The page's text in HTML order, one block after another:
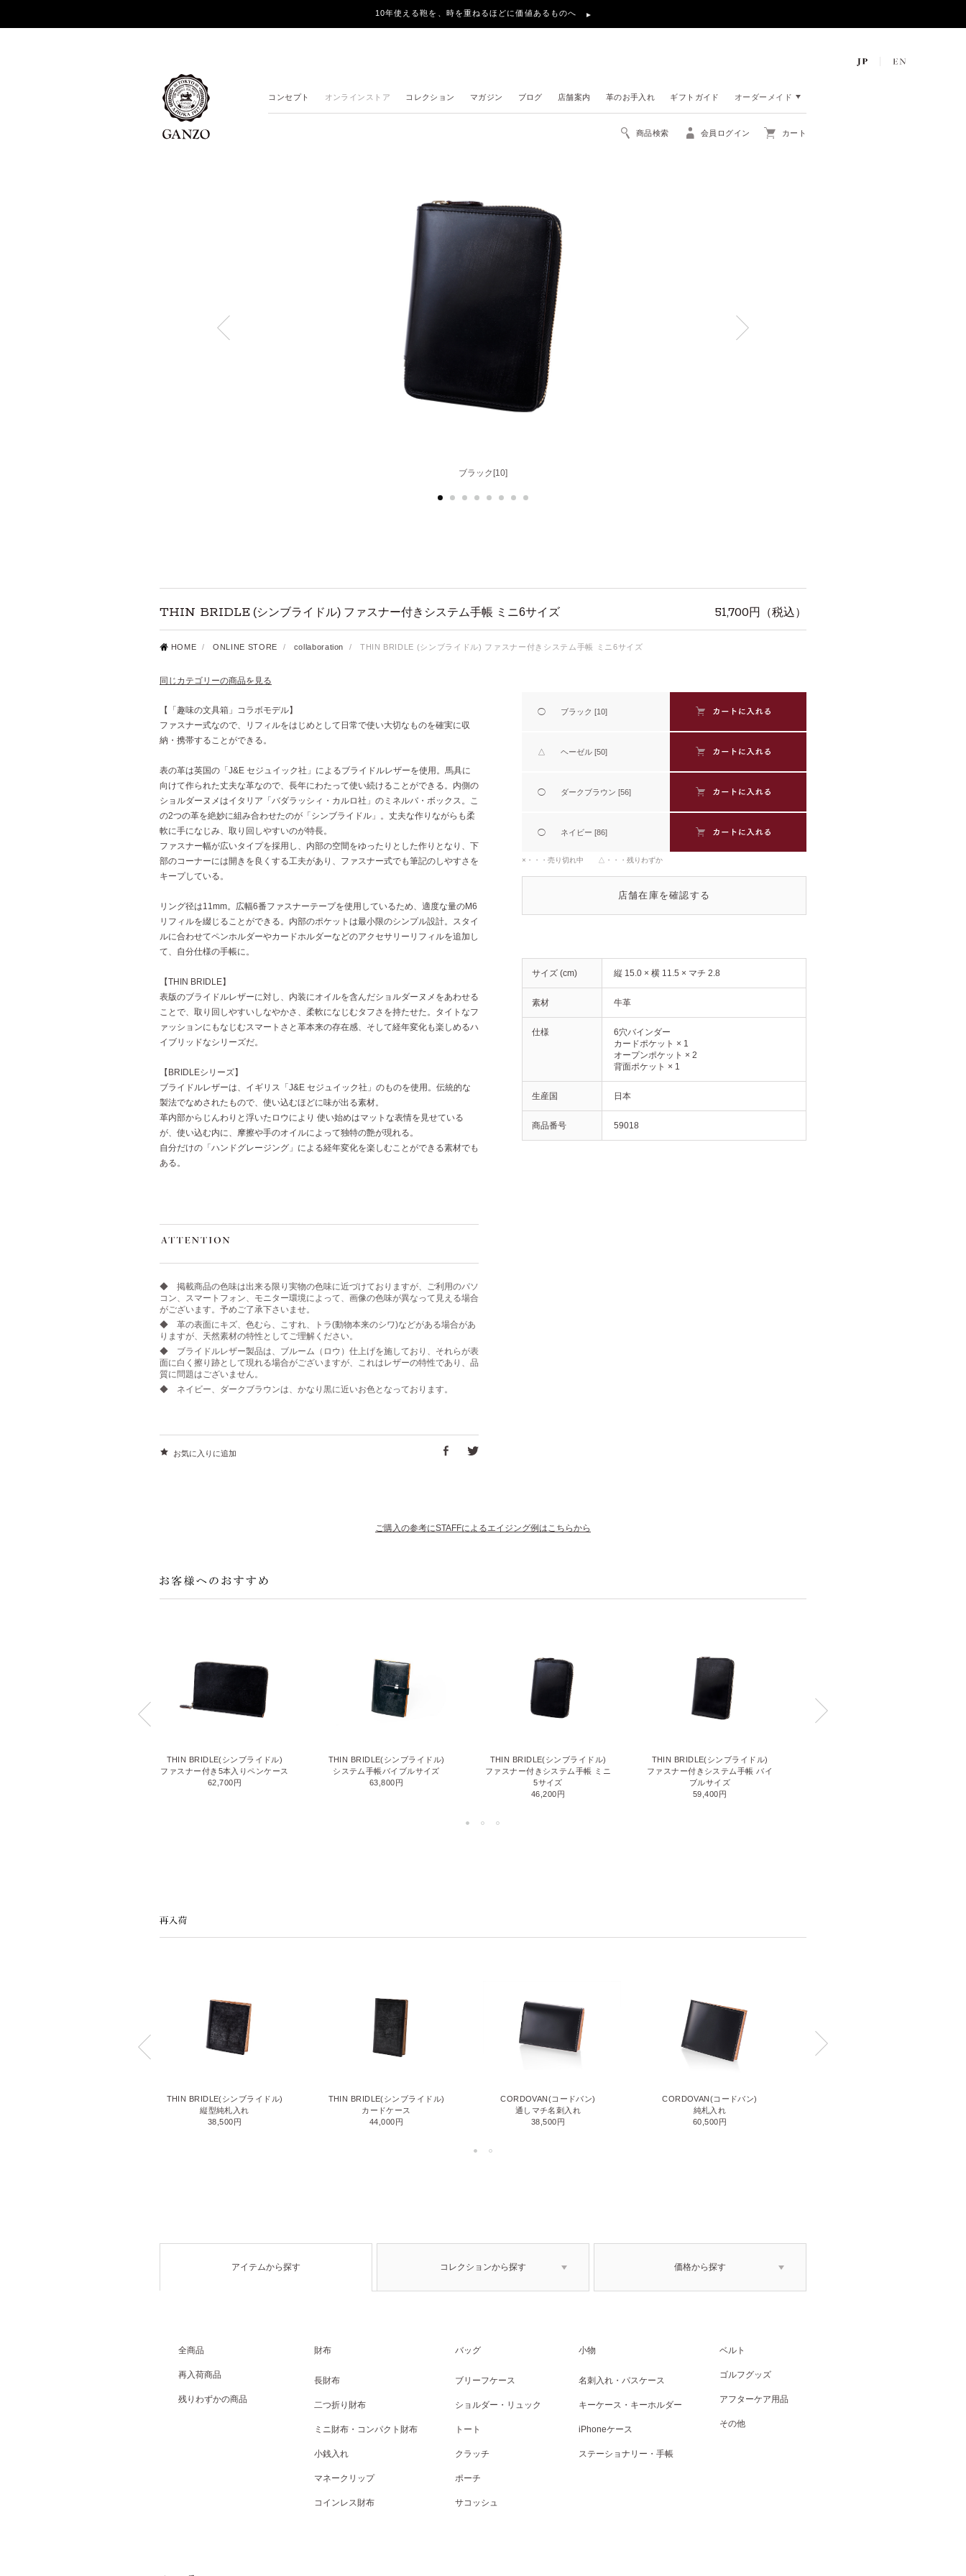
10年使える鞄を、時を重ねるほどに価値あるものへ
コンセプト オンラインストア コレクション マガジン ブログ 店舗案内 革のお手入れ ギフトガイド オーダーメイド
商品検索 会員ログイン カート
ブラック[10]
ヘーゼル[50]
THIN BRIDLE (シンブライドル) ファスナー付きシステム手帳 ミニ6サイズ 51,700円（税込）
HOME / ONLINE STORE / collaboration / THIN BRIDLE (シンブライドル) ファスナー付きシステム手帳 ミニ6サイズ
同じカテゴリーの商品を見る
【「趣味の文具箱」コラボモデル】
ファスナー式なので、リフィルをはじめとして日常で使い大切なものを確実に収
納・携帯することができる。
表の革は英国の「J&E セジュイック社」によるブライドルレザーを使用。馬具に
向けて作られた丈夫な革なので、長年にわたって使い続けることができる。内側の
ショルダーヌメはイタリア「バダラッシィ・カルロ社」のミネルバ・ボックス。こ
の2つの革を絶妙に組み合わせたのが「シンブライドル」。丈夫な作りながらも柔
軟に手になじみ、取り回しやすいのが特長。
ファスナー幅が広いタイプを採用し、内部の空間をゆったりとした作りとなり、下
部のコーナーには開きを良くする工夫があり、ファスナー式でも筆記のしやすさを
キープしている。
リング径は11mm。広幅6番ファスナーテープを使用しているため、適度な量のM6
リフィルを綴じることができる。内部のポケットは最小限のシンプル設計。スタイ
ルに合わせてペンホルダーやカードホルダーなどのアクセサリーリフィルを追加し
て、自分仕様の手帳に。
【THIN BRIDLE】
表版のブライドルレザーに対し、内装にオイルを含んだショルダーヌメをあわせる
ことで、取り回しやすいしなやかさ、柔軟になじむタフさを持たせた。タイトなフ
ァッションにもなじむスマートさと革本来の存在感、そして経年変化も楽しめるハ
イブリッドなシリーズだ。
【BRIDLEシリーズ】
ブライドルレザーは、イギリス「J&E セジュイック社」のものを使用。伝統的な
製法でなめされたもので、使い込むほどに味が出る素材。
革内部からじんわりと浮いたロウにより 使い始めはマットな表情を見せている
が、使い込む内に、摩擦や手のオイルによって独特の艶が現れる。
自分だけの「ハンドグレージング」による経年変化を楽しむことができる素材でも
ある。
◆ 掲載商品の色味は出来る限り実物の色味に近づけておりますが、ご利用のパソ
コン、スマートフォン、モニター環境によって、画像の色味が異なって見える場合
がございます。予めご了承下さいませ。
◆ 革の表面にキズ、色むら、こすれ、トラ(動物本来のシワ)などがある場合があ
りますが、天然素材の特性としてご理解ください。
◆ ブライドルレザー製品は、ブルーム（ロウ）仕上げを施しており、それらが表
面に白く擦り跡として現れる場合がございますが、これはレザーの特性であり、品
質に問題はございません。
◆ ネイビー、ダークブラウンは、かなり黒に近いお色となっております。
お気に入りに追加
◯ ブラック [10]
△ ヘーゼル [50]
◯ ダークブラウン [56]
◯ ネイビー [86]
×・・・売り切れ中 △・・・残りわずか
店舗在庫を確認する
サイズ (cm) 縦 15.0 × 横 11.5 × マチ 2.8
素材 牛革
仕様
6穴バインダー
カードポケット × 1
オープンポケット × 2
背面ポケット × 1
生産国 日本
商品番号 59018
ご購入の参考にSTAFFによるエイジング例はこちらから
THIN BRIDLE(シンブライドル)
ファスナー付き5本入りペンケース
62,700円
THIN BRIDLE(シンブライドル)
システム手帳バイブルサイズ
63,800円
THIN BRIDLE(シンブライドル)
ファスナー付きシステム手帳 ミニ
5サイズ
46,200円
THIN BRIDLE(シンブライドル)
ファスナー付きシステム手帳 バイ
ブルサイズ
59,400円
THIN BRIDLE(シンブライドル)
縦型純札入れ
38,500円
THIN BRIDLE(シンブライドル)
カードケース
44,000円
CORDOVAN(コードバン)
通しマチ名刺入れ
38,500円
CORDOVAN(コードバン)
純札入れ
60,500円
アイテムから探す コレクションから探す 価格から探す
全商品
再入荷商品
残りわずかの商品
財布
長財布
二つ折り財布
ミニ財布・コンパクト財布
小銭入れ
マネークリップ
コインレス財布
バッグ
ブリーフケース
ショルダー・リュック
トート
クラッチ
ポーチ
サコッシュ
小物
名刺入れ・パスケース
キーケース・キーホルダー
iPhoneケース
ステーショナリー・手帳
ベルト
ゴルフグッズ
アフターケア用品
その他